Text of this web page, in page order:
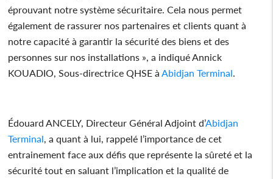
éprouvant notre système sécuritaire. Cela nous permet
également de rassurer nos partenaires et clients quant à
notre capacité à garantir la sécurité des biens et des
personnes sur nos installations », a indiqué Annick
KOUADIO, Sous-directrice QHSE à Abidjan Terminal
Édouard ANCELY, Directeur Général Adjoint d’Abidjan
Terminal , a quant à lui, rappelé l’importance de cet
entrainement face aux défis que représente la sûreté et la
sécurité tout en saluant l’implication et la qualité de